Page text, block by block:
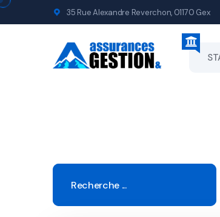
35 Rue Alexandre Reverchon, 01170 Gex